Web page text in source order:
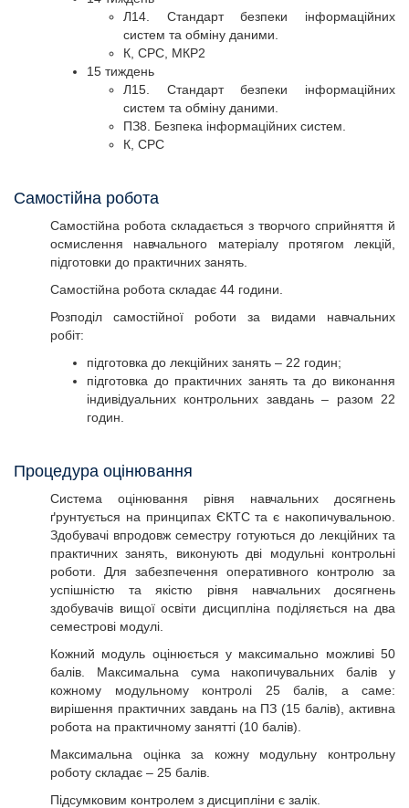
Л14. Стандарт безпеки інформаційних
систем та обміну даними.
К, СРС, МКР2
15 тиждень
Л15. Стандарт безпеки інформаційних
систем та обміну даними.
ПЗ8. Безпека інформаційних систем.
К, СРС
Самостійна робота
Самостійна робота складається з творчого сприйняття й
осмислення навчального матеріалу протягом лекцій,
підготовки до практичних занять.
Самостійна робота складає 44 години.
Розподіл самостійної роботи за видами навчальних
робіт:
підготовка до лекційних занять – 22 годин;
підготовка до практичних занять та до виконання
індивідуальних контрольних завдань – разом 22
годин.
Процедура оцінювання
Система оцінювання рівня навчальних досягнень
ґрунтується на принципах ЄКТС та є накопичувальною.
Здобувачі впродовж семестру готуються до лекційних та
практичних занять, виконують дві модульні контрольні
роботи. Для забезпечення оперативного контролю за
успішністю та якістю рівня навчальних досягнень
здобувачів вищої освіти дисципліна поділяється на два
семестрові модулі.
Кожний модуль оцінюється у максимально можливі 50
балів. Максимальна сума накопичувальних балів у
кожному модульному контролі 25 балів, а саме:
вирішення практичних завдань на ПЗ (15 балів), активна
робота на практичному занятті (10 балів).
Максимальна оцінка за кожну модульну контрольну
роботу складає – 25 балів.
Підсумковим контролем з дисципліни є залік.